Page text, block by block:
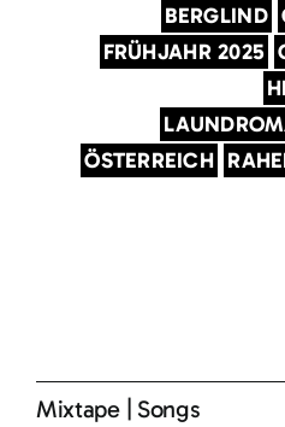
BERGLIND
FRÜHJAHR 2025
ÖSTERREICH
Mixtape| Songs